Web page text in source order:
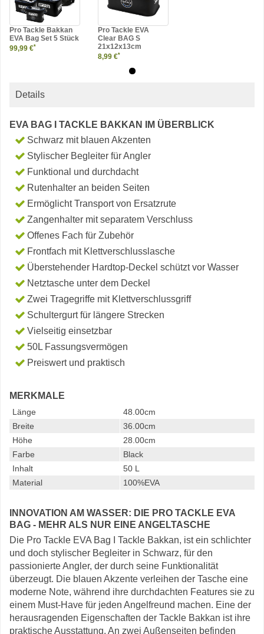
Pro Tackle Bakkan
EVA Bag Set 5 Stück
99,99 €*
Pro Tackle EVA
Clear BAG S
21x12x13cm
8,99 €*
Details
EVA BAG I TACKLE BAKKAN IM ÜBERBLICK
Schwarz mit blauen Akzenten
Stylischer Begleiter für Angler
Funktional und durchdacht
Rutenhalter an beiden Seiten
Ermöglicht Transport von Ersatzrute
Zangenhalter mit separatem Verschluss
Offenes Fach für Zubehör
Frontfach mit Klettverschlusslasche
Überstehender Hardtop-Deckel schützt vor Wasser
Netztasche unter dem Deckel
Zwei Tragegriffe mit Klettverschlussgriff
Schultergurt für längere Strecken
Vielseitig einsetzbar
50L Fassungsvermögen
Preiswert und praktisch
MERKMALE
Länge
48.00cm
Breite
36.00cm
Höhe
28.00cm
Farbe
Black
Inhalt
50 L
Material
100%EVA
INNOVATION AM WASSER: DIE PRO TACKLE EVA
BAG - MEHR ALS NUR EINE ANGELTASCHE
Die Pro Tackle EVA Bag I Tackle Bakkan, ist ein schlichter
und doch stylischer Begleiter in Schwarz, für den
passionierte Angler, der durch seine Funktionalität
überzeugt. Die blauen Akzente verleihen der Tasche eine
moderne Note, während ihre durchdachten Features sie zu
einem Must-Have für jeden Angelfreund machen. Eine der
herausragenden Eigenschaften der Tackle Bakkan ist ihre
praktische Ausstattung. An zwei Außenseiten befinden